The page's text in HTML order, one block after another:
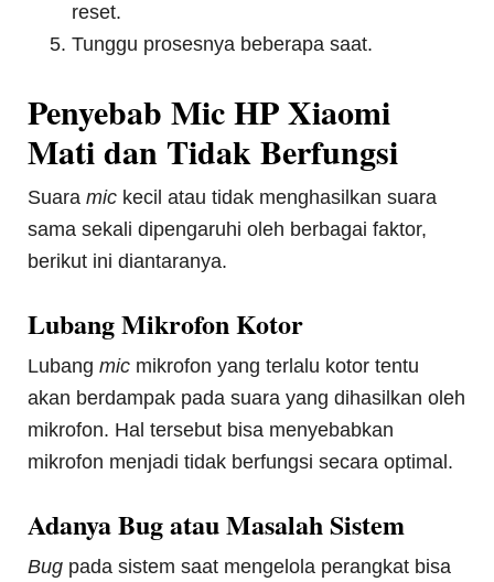
reset.
Tunggu prosesnya beberapa saat.
Penyebab Mic HP Xiaomi
Mati dan Tidak Berfungsi
Suaramic kecil atau tidak menghasilkan suara
sama sekali dipengaruhi oleh berbagai faktor,
berikut ini diantaranya.
Lubang Mikrofon Kotor
Lubangmic mikrofon yang terlalu kotor tentu
akan berdampak pada suara yang dihasilkan oleh
mikrofon. Hal tersebut bisa menyebabkan
mikrofon menjadi tidak berfungsi secara optimal.
Adanya Bug atau Masalah Sistem
Bug pada sistem saat mengelola perangkat bisa